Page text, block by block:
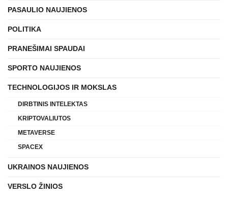
PASAULIO NAUJIENOS
POLITIKA
PRANEŠIMAI SPAUDAI
SPORTO NAUJIENOS
TECHNOLOGIJOS IR MOKSLAS
DIRBTINIS INTELEKTAS
KRIPTOVALIUTOS
METAVERSE
SPACEX
UKRAINOS NAUJIENOS
VERSLO ŽINIOS